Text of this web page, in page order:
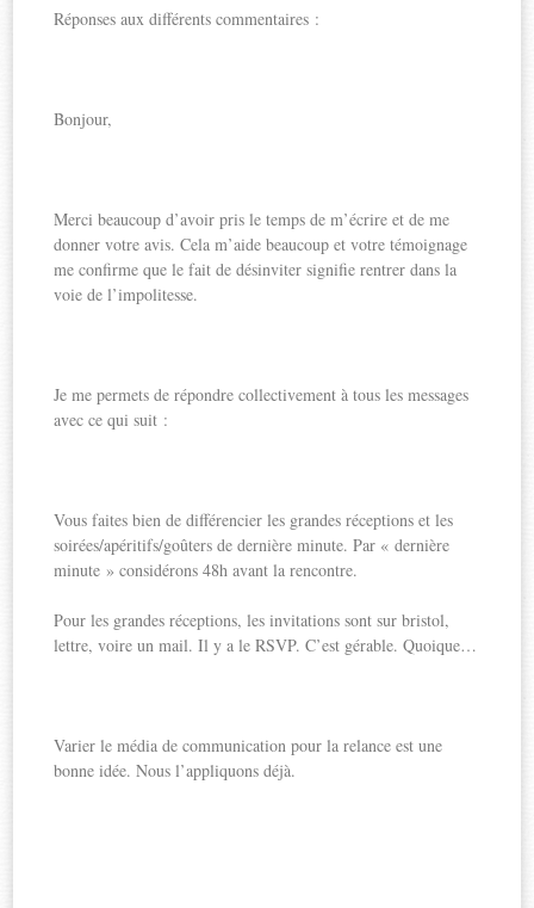
Réponses aux différents commentaires :
Bonjour,
Merci beaucoup d’avoir pris le temps de m’écrire et de me
donner votre avis. Cela m’aide beaucoup et votre témoignage
me confirme que le fait de désinviter signifie rentrer dans la
voie de l’impolitesse.
Je me permets de répondre collectivement à tous les messages
avec ce qui suit :
Vous faites bien de différencier les grandes réceptions et les
soirées/apéritifs/goûters de dernière minute. Par « dernière
minute » considérons 48h avant la rencontre.
Pour les grandes réceptions, les invitations sont sur bristol,
lettre, voire un mail. Il y a le RSVP. C’est gérable. Quoique…
Varier le média de communication pour la relance est une
bonne idée. Nous l’appliquons déjà.